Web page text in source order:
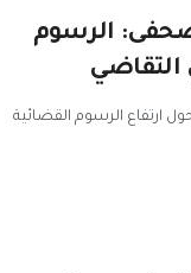
الرسوم
التقاضي
ارتفاع الرسوم القضائية